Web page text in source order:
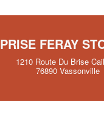
FERAY
1210 Route Du Brise
76890 Vassonville